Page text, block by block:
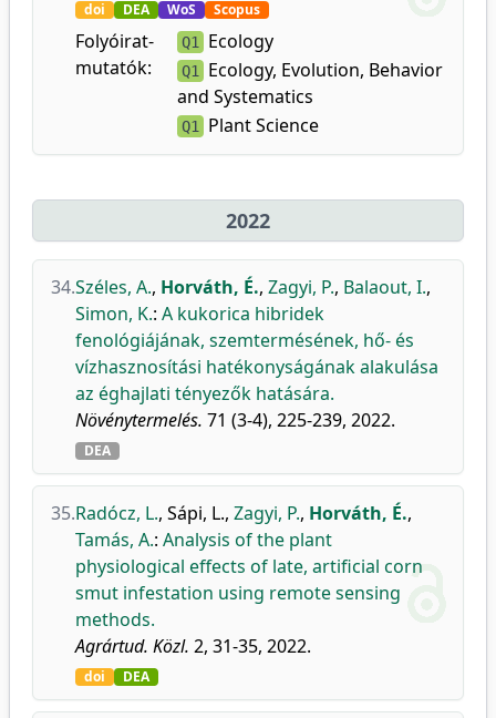
doi DEA WoS Scopus
Folyóirat-
mutatók:
Q1 Ecology
Q1
Ecology, Evolution, Behavior
and Systematics
Q1 Plant Science
2022
34.Széles, A., Horváth, É., Zagyi, P., Balaout, I.,
Simon, K.: A kukorica hibridek
fenológiájának, szemtermésének, hő- és
vízhasznosítási hatékonyságának alakulása
az éghajlati tényezők hatására.
Növénytermelés. 71 (3-4), 225-239, 2022.
DEA
35.Radócz, L., Sápi, L., Zagyi, P., Horváth, É.,
Tamás, A.: Analysis of the plant
physiological effects of late, artificial corn
smut infestation using remote sensing
methods.
Agrártud. Közl. 2, 31-35, 2022.
doi DEA